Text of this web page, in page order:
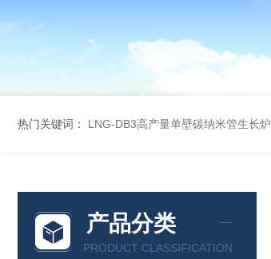
热门关键词： LNG-DB3高产量单壁碳纳米管生长炉
产品分类
PRODUCT CLASSIFICATION